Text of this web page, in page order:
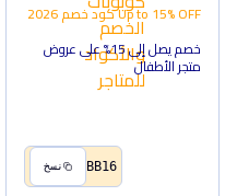
Up to 15% OFFكود خصم2026
خصم يصل إلى 15% على عروض
متجر الأطفال
BB16 نسخ